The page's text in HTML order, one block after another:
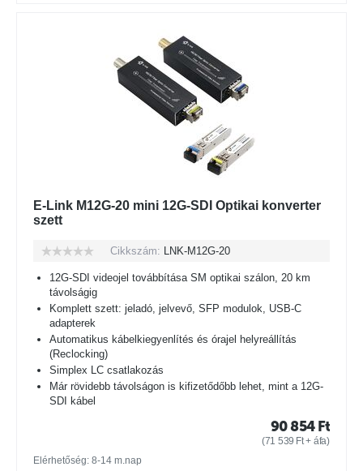
E-Link M12G-20 mini 12G-SDI Optikai konverter
szett
Cikkszám: LNK-M12G-20
12G-SDI videojel továbbítása SM optikai szálon, 20 km
távolságig
Komplett szett: jeladó, jelvevő, SFP modulok, USB-C
adapterek
Automatikus kábelkiegyenlítés és órajel helyreállítás
(Reclocking)
Simplex LC csatlakozás
Már rövidebb távolságon is kifizetődőbb lehet, mint a 12G-
SDI kábel
90 854 Ft
(71 539 Ft+ áfa)
Elérhetőség: 8-14 m.nap